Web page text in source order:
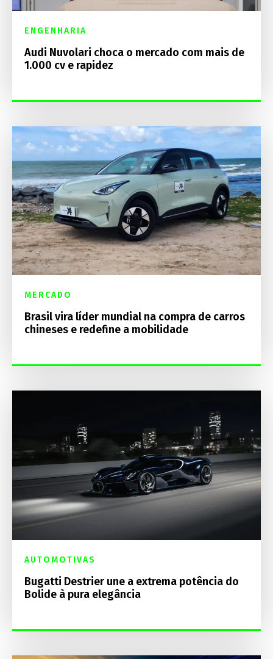
ENGENHARIA
Audi Nuvolari choca o mercado com mais de
1.000 cv e rapidez
MERCADO
Brasil vira líder mundial na compra de carros
chineses e redefine a mobilidade
AUTOMOTIVAS
Bugatti Destrier une a extrema potência do
Bolide à pura elegância